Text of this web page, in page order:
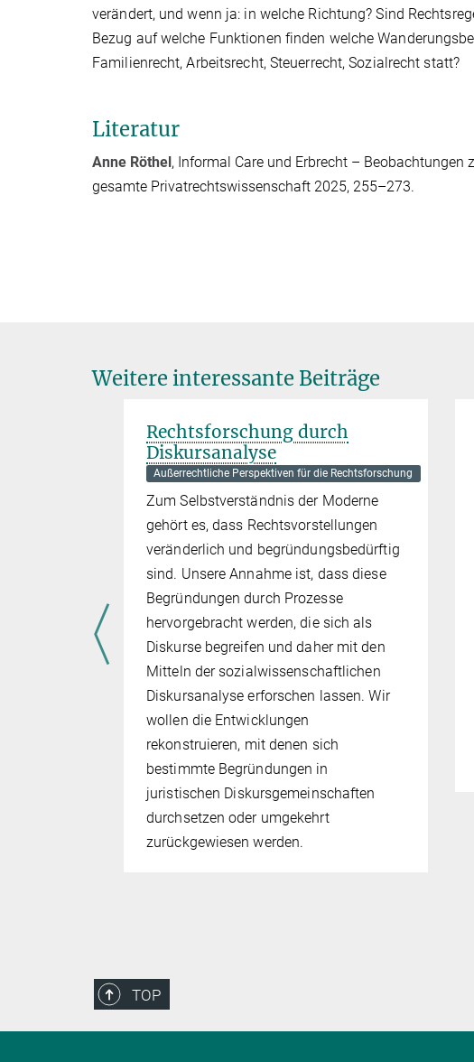
verändert, und wenn ja: in welche Richtung? Sind
Bezug auf welche Funktionen finden welche
Familienrecht, Arbeitsrecht, Steuerrecht, Sozialrecht statt?
Literatur
Anne Röthel, Informal Care und Erbrecht –
gesamte Privatrechtswissenschaft 2025, 255–273.
Weitere interessante Beiträge
Rechtsforschung durch
Diskursanalyse
Außerrechtliche Perspektiven für die Rechtsforschung
Zum Selbstverständnis der Moderne
gehört es, dass Rechtsvorstellungen
veränderlich und begründungsbedürftig
sind. Unsere Annahme ist, dass diese
Begründungen durch Prozesse
hervorgebracht werden, die sich als
Diskurse begreifen und daher mit den
Mitteln der sozialwissenschaftlichen
Diskursanalyse erforschen lassen. Wir
wollen die Entwicklungen
rekonstruieren, mit denen sich
bestimmte Begründungen in
juristischen Diskursgemeinschaften
durchsetzen oder umgekehrt
zurückgewiesen werden.
TOP